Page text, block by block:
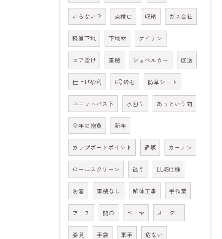
いらない？ 点検口 収納 ガス会社
軽量下地 下地材 ケイテン
コア空け 重機 ショベルカー 回送
仕上げ砂利 6号砕石 防草シート
ユニットバス下 水回り あっという間
今年の抱負 新年
カップボードポイント 通販 カーテン
ロールスクリーン 迷う LL45仕様
防音 重機なし 解体工事 手作業
アーチ 開口 ベニヤ オーダー
姿見 手袋 軍手 危ない